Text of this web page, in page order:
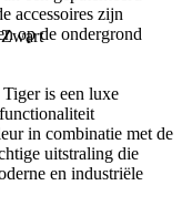
accessoires zijn
op de ondergrond
is een luxe
in combinatie met de
uitstraling die
en industriële